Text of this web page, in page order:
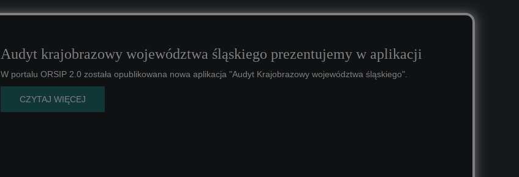
Audyt krajobrazowy województwa śląskiego prezentujemy w aplikacji
W portalu ORSIP 2.0 została opublikowana nowa aplikacja "Audyt Krajobrazowy województwa śląskiego".
CZYTAJ WIĘCEJ